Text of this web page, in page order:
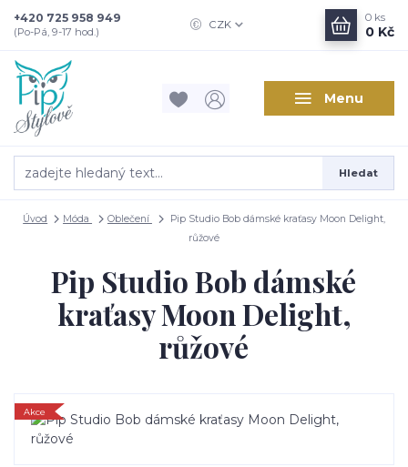
Menu
CZK
Hledat
+420 725 958 949
(Po-Pá, 9-17 hod.)
0 ks
0 Kč
Úvod Móda Oblečení
Pip Studio Bob dámské kraťasy Moon Delight,
růžové
Pip Studio Bob dámské
kraťasy Moon Delight,
růžové
Akce